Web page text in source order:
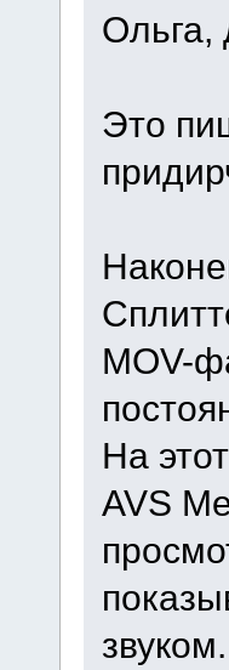
Ольга,
Это
MOV-
На
AVS
звуком.